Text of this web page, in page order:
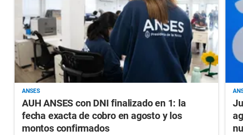
ANSES
AUH ANSES con DNI finalizado en 1: la
fecha exacta de cobro en agosto y los
montos confirmados